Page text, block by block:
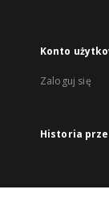
Konto
Zaloguj się
Historia